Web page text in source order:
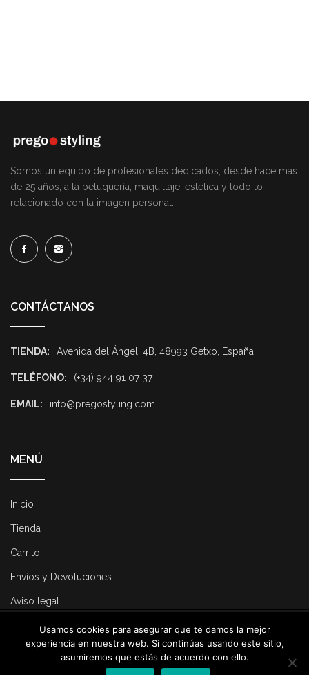
Somos un equipo de profesionales dedicados, desde hace más
de 25 años, a la peluquería, maquillaje, estética y todo lo
relacionado con la imagen personal.
CONTÁCTANOS
TIENDA: Avenida del Ángel, 4B, 48993 Getxo, España
TELÉFONO: (+34) 944 91 07 37
EMAIL: info@pregostyling.com
MENÚ
Inicio
Tienda
Carrito
Envíos y Devoluciones
Aviso legal
© 2025 Pregostyling. All Rights Reserved. Developed by
Dirk
Usamos cookies para asegurar que te damos la mejor
experiencia en nuestra web. Si continúas usando este sitio,
asumiremos que estás de acuerdo con ello.